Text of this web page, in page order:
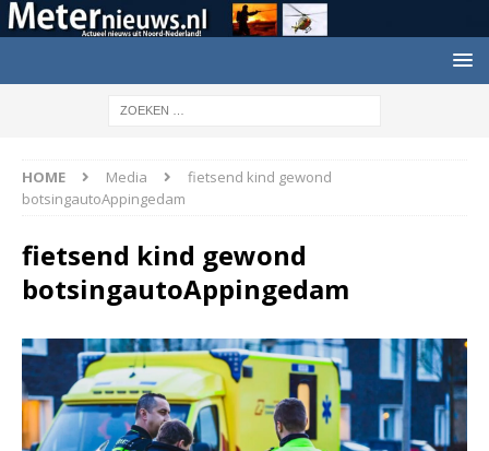
HOME Media
fietsend kind gewond
botsingautoAppingedam
fietsend kind gewond
botsingautoAppingedam